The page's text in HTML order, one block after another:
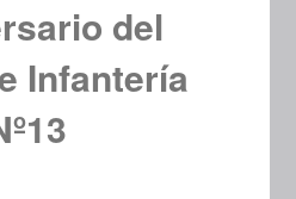
del
Infantería